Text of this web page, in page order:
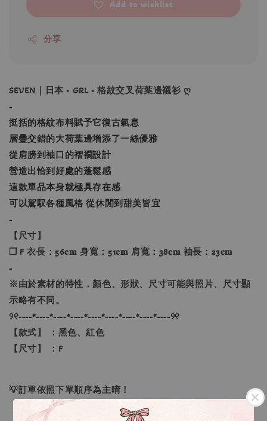
Add to wishlist
分享
SEVEN｜日本 • GRL • 格紋交叉荷葉邊襯衫 ღ
-
挺括的格紋布料賦予它復古氣息
層疊交錯的大荷葉邊增添了一絲優雅
從肩膀到袖口的褶襉設計
營造出恰到好處的蓬鬆感
這款單品本身就極具存在感
可以駕馭各種風格 從休閒到甜美皆宜
-
【尺寸】
❐ F 衣長：56𝐜𝐦 身寬：51𝐜𝐦 肩寬：38𝐜𝐦 袖長：23𝐜𝐦
-
※由於素材的特性，顏色、形狀、尺寸可能與照片、尺寸顯
示略有不同。
୨୧----*----*----*----*----*----*----*----*----୨୧
【款式】 ：黑色、紅色
【尺寸】 ：F
💡訂單依照下單順序為主唷！